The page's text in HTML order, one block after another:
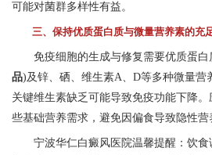
可能对菌群多样性有益。
三、保持优质蛋白质与微量营养素的充
免疫细胞的生成与修复需要优质蛋白
品)及锌、硒、维生素A、D等多种微量营
关键维生素缺乏可能导致免疫功能下降
些基础营养需求，避免因偏食导致隐性营
宁波华仁白癜风医院温馨提醒：饮食